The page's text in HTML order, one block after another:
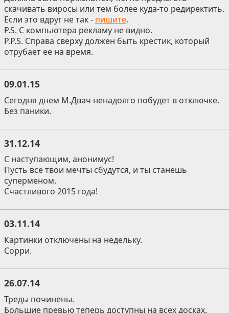
скачивать виросы или тем более куда-то редиректить.
Если это вдруг не так - пишите.
P.S. С компьютера рекламу не видно.
P.P.S. Справа сверху должен быть крестик, который
отрубает ее на время.
09.01.15
Сегодня днем М.Двач ненадолго побудет в отключке.
Без паники.
31.12.14
С наступающим, анонимус!
Пусть все твои мечты сбудутся, и ты станешь
суперменом.
Счастливого 2015 года!
03.11.14
Картинки отключены на недельку.
Сорри.
26.07.14
Треды починены.
Большие превью теперь доступны на всех досках.